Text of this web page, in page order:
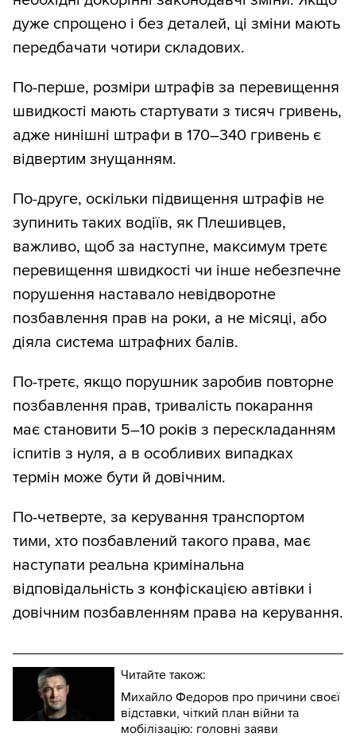
дуже спрощено і без деталей, ці зміни мають
передбачати чотири складових.
По-перше, розміри штрафів за перевищення
швидкості мають стартувати з тисяч гривень,
адже нинішні штрафи в 170–340 гривень є
відвертим знущанням.
По-друге, оскільки підвищення штрафів не
зупинить таких водіїв, як Плешивцев,
важливо, щоб за наступне, максимум третє
перевищення швидкості чи інше небезпечне
порушення наставало невідворотне
позбавлення прав на роки, а не місяці, або
діяла система штрафних балів.
По-третє, якщо порушник заробив повторне
позбавлення прав, тривалість покарання
має становити 5–10 років з перескладанням
іспитів з нуля, а в особливих випадках
термін може бути й довічним.
По-четверте, за керування транспортом
тими, хто позбавлений такого права, має
наступати реальна кримінальна
відповідальність з конфіскацією автівки і
довічним позбавленням права на керування.
Читайте також:
Михайло Федоров про причини своєї
відставки, чіткий план війни та
мобілізацію: головні заяви